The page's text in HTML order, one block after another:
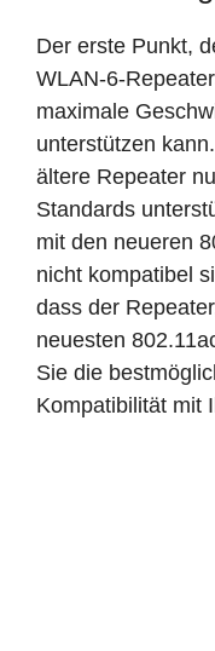
Der erste Punkt,
WLAN-6-
maximale
unterstützen
ältere Repeater
Standards
mit den neueren
nicht kompatibel
dass der
neuesten
Sie die
Kompatibilität mit